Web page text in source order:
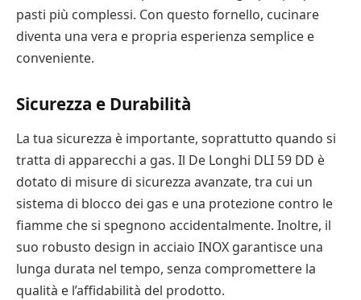
pasti più complessi. Con questo fornello, cucinare
diventa una vera e propria esperienza semplice e
conveniente.
Sicurezza e Durabilità
La tua sicurezza è importante, soprattutto quando si
tratta di apparecchi a gas. Il De Longhi DLI 59 DD è
dotato di misure di sicurezza avanzate, tra cui un
sistema di blocco dei gas e una protezione contro le
fiamme che si spegnono accidentalmente. Inoltre, il
suo robusto design in acciaio INOX garantisce una
lunga durata nel tempo, senza compromettere la
qualità e l’affidabilità del prodotto.